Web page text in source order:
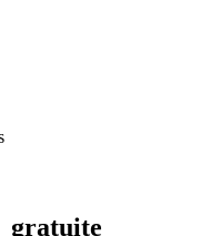
gratuite